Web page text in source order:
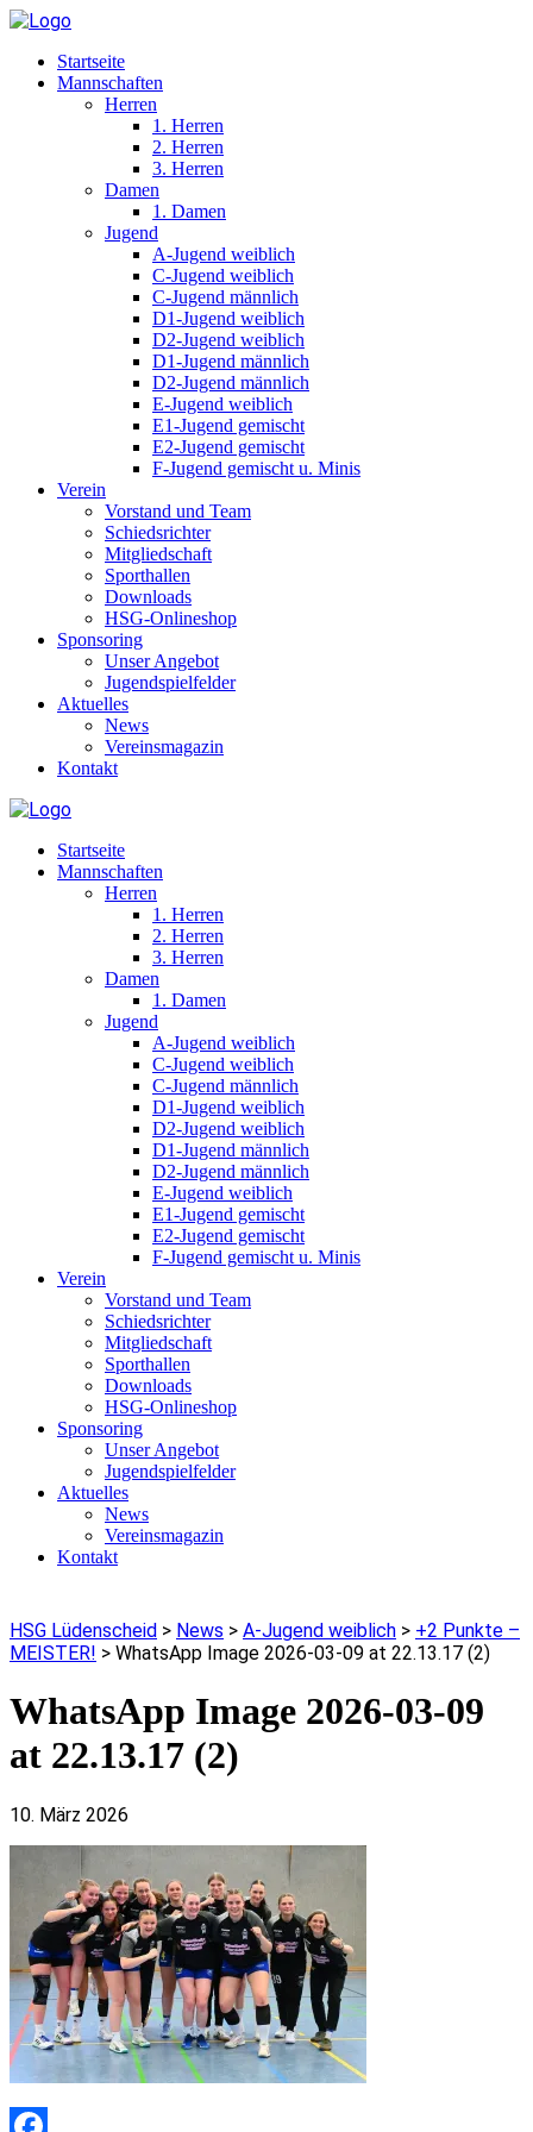
Startseite
Mannschaften
Herren
1. Herren
2. Herren
3. Herren
Damen
1. Damen
Jugend
A-Jugend weiblich
C-Jugend weiblich
C-Jugend männlich
D1-Jugend weiblich
D2-Jugend weiblich
D1-Jugend männlich
D2-Jugend männlich
E-Jugend weiblich
E1-Jugend gemischt
E2-Jugend gemischt
F-Jugend gemischt u. Minis
Verein
Vorstand und Team
Schiedsrichter
Mitgliedschaft
Sporthallen
Downloads
HSG-Onlineshop
Sponsoring
Unser Angebot
Jugendspielfelder
Aktuelles
News
Vereinsmagazin
Kontakt
Startseite
Mannschaften
Herren
1. Herren
2. Herren
3. Herren
Damen
1. Damen
Jugend
A-Jugend weiblich
C-Jugend weiblich
C-Jugend männlich
D1-Jugend weiblich
D2-Jugend weiblich
D1-Jugend männlich
D2-Jugend männlich
E-Jugend weiblich
E1-Jugend gemischt
E2-Jugend gemischt
F-Jugend gemischt u. Minis
Verein
Vorstand und Team
Schiedsrichter
Mitgliedschaft
Sporthallen
Downloads
HSG-Onlineshop
Sponsoring
Unser Angebot
Jugendspielfelder
Aktuelles
News
Vereinsmagazin
Kontakt
HSG Lüdenscheid > News > A-Jugend weiblich > +2 Punkte –
MEISTER! > WhatsApp Image 2026-03-09 at 22.13.17 (2)
WhatsApp Image 2026-03-09
at 22.13.17 (2)
10. März 2026